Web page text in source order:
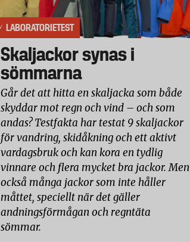
LABORATORIETEST
Skaljackor synas i
sömmarna
Går det att hitta en skaljacka som både
skyddar mot regn och vind – och som
andas? Testfakta har testat 9 skaljackor
för vandring, skidåkning och ett aktivt
vardagsbruk och kan kora en tydlig
vinnare och flera mycket bra jackor. Men
också många jackor som inte håller
måttet, speciellt när det gäller
andningsförmågan och regntäta
sömmar.